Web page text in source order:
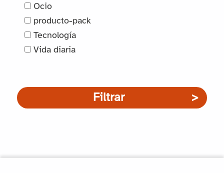
Ocio
producto-pack
Tecnología
Vida diaria
Filtrar